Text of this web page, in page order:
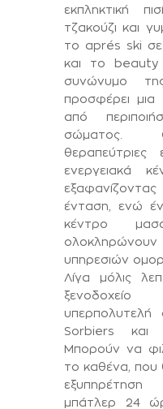
εκπληκτική
τζακούζι και
το aprés ski σε
και το
συνώνυμο
προσφέρει
από
σώματος.
θεραπεύτριες
ενεργειακά
ένταση, ενώ
κέντρο
υπηρεσιών
Λίγα μόλις
Sorbiers
Μπορούν να
το καθένα,
μπάτλερ 24